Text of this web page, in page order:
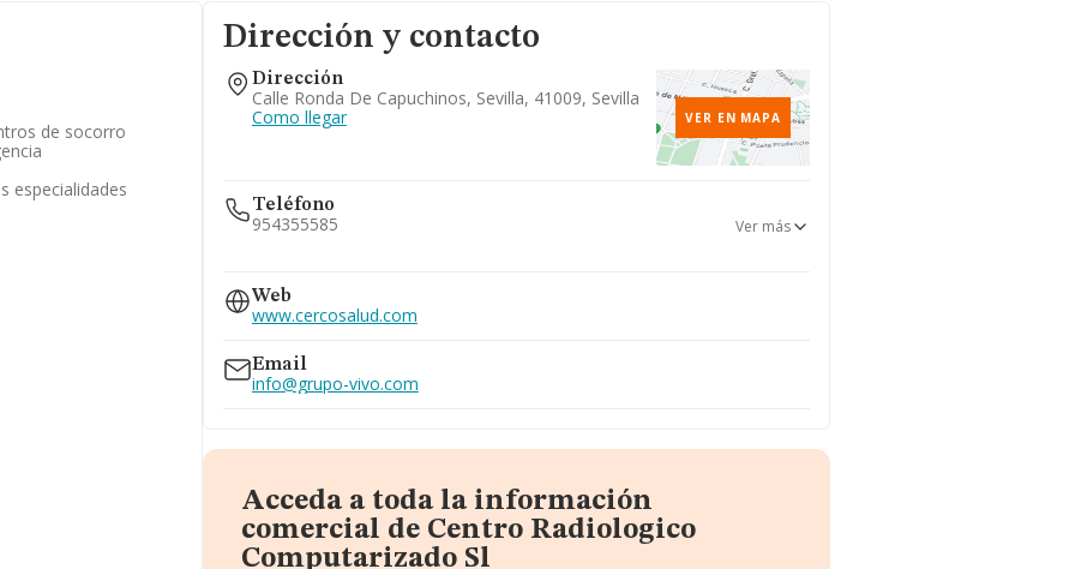
de socorro
especialidades
Dirección y contacto
Dirección
Calle Ronda De Capuchinos, Sevilla, 41009, Sevilla
Como llegar
VER EN MAPA
Teléfono
954355585
954357743
Ver más
Web
www.cercosalud.com
Email
info@grupo-vivo.com
Acceda a toda la información
comercial de Centro Radiologico
Computarizado Sl